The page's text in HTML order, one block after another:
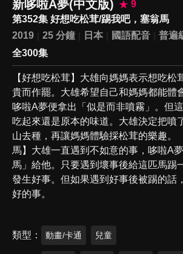
新哆啦A夢(中文版)
9
第352集 好想吃松茸/踢我吧，塞翁馬
2019
25 分鐘 日本 國語配音
普遍
全300集
【好想吃松茸】大雄向媽媽表示想吃松
貴而作罷。大雄希望自己和媽媽都能體
哆啦A夢便拿出「似是而非噴霧」。但
吃起來還是原本的味道。大雄決定把噴
山去種，再讓媽媽體驗採松茸的樂趣。
馬】大雄一直遇到不如意的事，哆啦A
馬」給他。只要遇到壞事後給這匹馬踢
發生好事。但如果遇到好事後被踢的話
好的事。
類型 動畫/卡通 兒童